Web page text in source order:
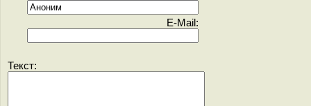
E-Mail:
Текст: